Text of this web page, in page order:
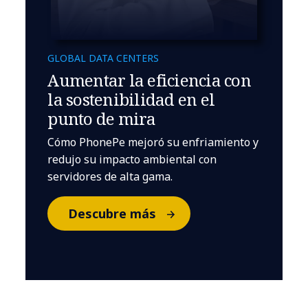
GLOBAL DATA CENTERS
Aumentar la eficiencia con
la sostenibilidad en el
punto de mira
Cómo PhonePe mejoró su enfriamiento y
redujo su impacto ambiental con
servidores de alta gama.
Descubre más